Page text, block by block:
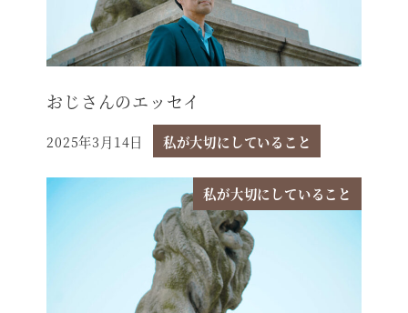
おじさんのエッセイ
投稿日
2025年3月14日 私が大切にしていること
私が大切にしていること